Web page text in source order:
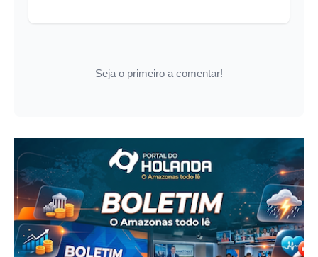
Seja o primeiro a comentar!